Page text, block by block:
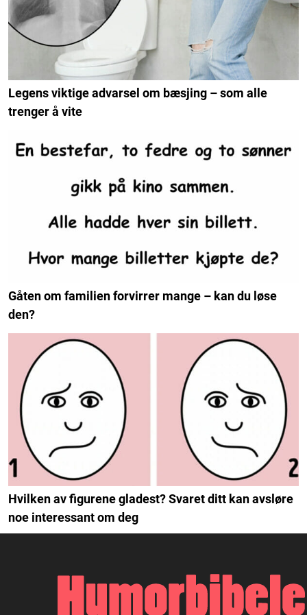
Legens viktige advarsel om bæsjing – som alle
trenger å vite
Gåten om familien forvirrer mange – kan du løse
den?
Hvilken av figurene gladest? Svaret ditt kan avsløre
noe interessant om deg